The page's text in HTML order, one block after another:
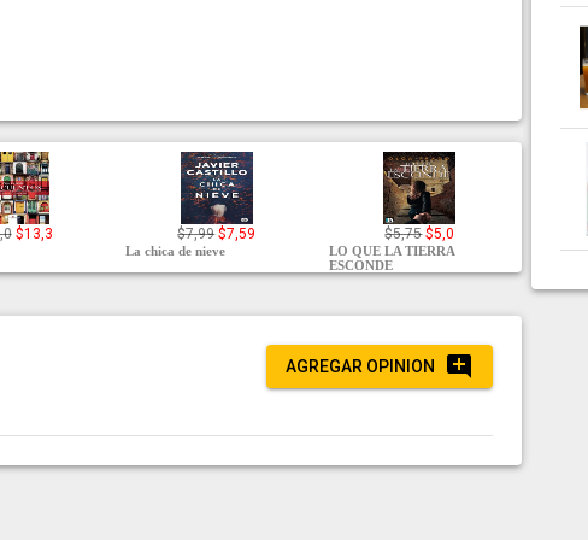
$13,3 $7,99 $7,59
La chica de nieve
$5,75 $5,0
LO QUE LA TIERRA
ESCONDE
AGREGAR OPINION